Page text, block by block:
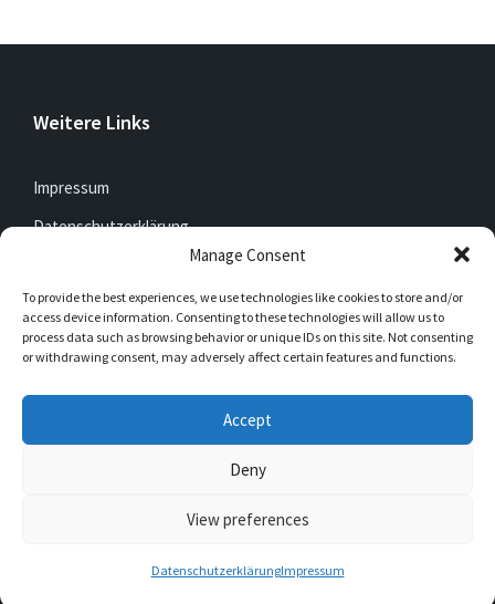
Manage Consent
To provide the best experiences, we use technologies like cookies to store and/or
access device information. Consenting to these technologies will allow us to
process data such as browsing behavior or unique IDs on this site. Not consenting
or withdrawing consent, may adversely affect certain features and functions.
Accept
Deny
View preferences
DatenschutzerklärungImpressum
Weitere Links
Impressum
Datenschutzerklärung
Jetzt mitfunken!
Bleibt auch unterwegs immer auf dem Laufenden mit
DorfFunk!
Jetzt laden für iOS & Android